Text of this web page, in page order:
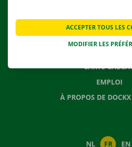
CONTACTEZ
QUESTIONS
CARTE
EMPLOI
À PROPOS DE
NL FR EN
MODIFIER LES
ACCEPTER TOUS LES